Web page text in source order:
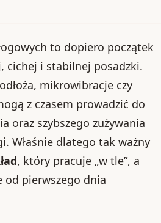
to dopiero początek
cichej i stabilnej posadzki.
mikrowibracje czy
z czasem prowadzić do
oraz szybszego zużywania
Właśnie dlatego tak ważny
, który pracuje „w tle”, a
od pierwszego dnia